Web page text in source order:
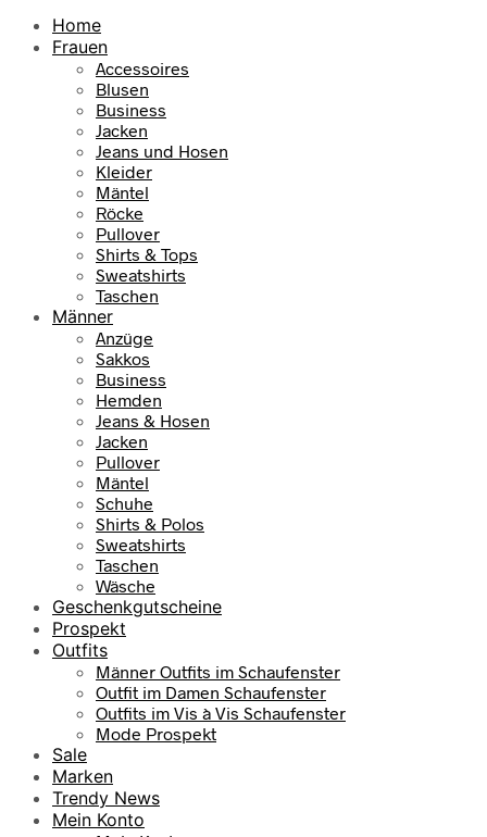
Home
Frauen
Accessoires
Blusen
Business
Jacken
Jeans und Hosen
Kleider
Mäntel
Röcke
Pullover
Shirts & Tops
Sweatshirts
Taschen
Männer
Anzüge
Sakkos
Business
Hemden
Jeans & Hosen
Jacken
Pullover
Mäntel
Schuhe
Shirts & Polos
Sweatshirts
Taschen
Wäsche
Geschenkgutscheine
Prospekt
Outfits
Männer Outfits im Schaufenster
Outfit im Damen Schaufenster
Outfits im Vis à Vis Schaufenster
Mode Prospekt
Sale
Marken
Trendy News
Mein Konto